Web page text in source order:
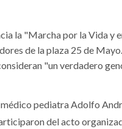
la "Marcha por la Vida y
de la plaza 25 de
"un verdadero
pediatra Adolfo
del acto